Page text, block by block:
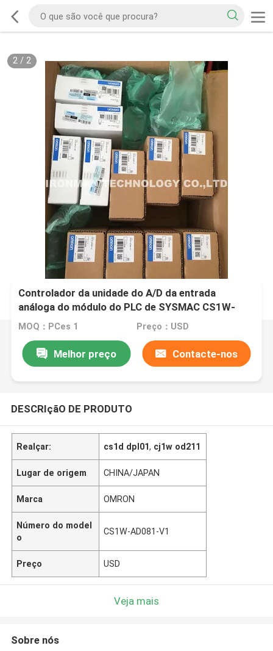
2/ 2
Controlador da unidade do A/D da entrada
análoga do módulo do PLC de SYSMAC CS1W-
AD081-V1 Omron
MOQ：PCes 1 Preço：USD
Melhor preço Contacte-nos
DESCRIçãO DE PRODUTO
Realçar: cs1d dpl01, cj1w od211
Lugar de origem CHINA/JAPAN
Marca OMRON
Número do model
o
CS1W-AD081-V1
Preço USD
Veja mais
Sobre nós